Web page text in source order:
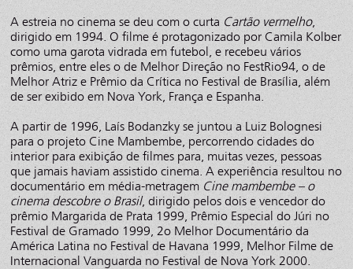
A estreia no cinema se deu com o curta Cartão vermelho,
dirigido em 1994. O filme é protagonizado por Camila Kolber
como uma garota vidrada em futebol, e recebeu vários
prêmios, entre eles o de Melhor Direção no FestRio94, o de
Melhor Atriz e Prêmio da Crítica no Festival de Brasília, além
de ser exibido em Nova York, França e Espanha.
A partir de 1996, Laís Bodanzky se juntou a Luiz Bolognesi
para o projeto Cine Mambembe, percorrendo cidades do
interior para exibição de filmes para, muitas vezes, pessoas
que jamais haviam assistido cinema. A experiência resultou no
documentário em média-metragem Cine mambembe – o
cinema descobre o Brasil, dirigido pelos dois e vencedor do
prêmio Margarida de Prata 1999, Prêmio Especial do Júri no
Festival de Gramado 1999, 2o Melhor Documentário da
América Latina no Festival de Havana 1999, Melhor Filme de
Internacional Vanguarda no Festival de Nova York 2000.